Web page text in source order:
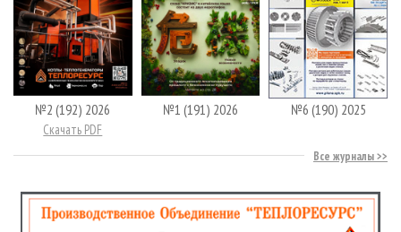
№2 (192) 2026
Скачать PDF
№1 (191) 2026 №6 (190) 2025
Все журналы